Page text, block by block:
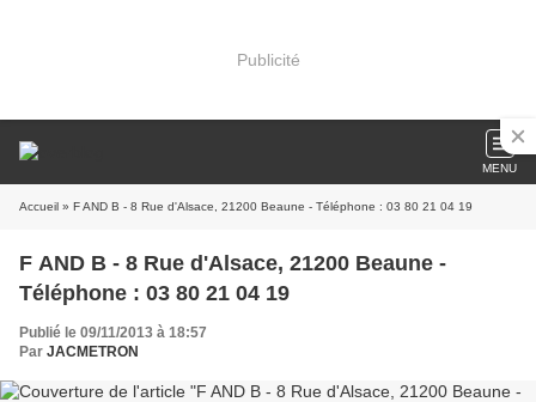
Publicité
MENU
Accueil » F AND B - 8 Rue d'Alsace, 21200 Beaune - Téléphone : 03 80 21 04 19
F AND B - 8 Rue d'Alsace, 21200 Beaune -
Téléphone : 03 80 21 04 19
Publié le 09/11/2013 à 18:57
Par JACMETRON